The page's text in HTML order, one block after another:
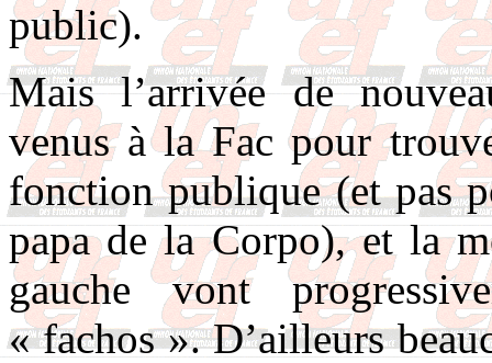
public).
Mais l’arrivée de
venus à la Fac pour
fonction publique (et pas
papa de la Corpo), et la
gauche vont
« fachos ». D’ailleurs